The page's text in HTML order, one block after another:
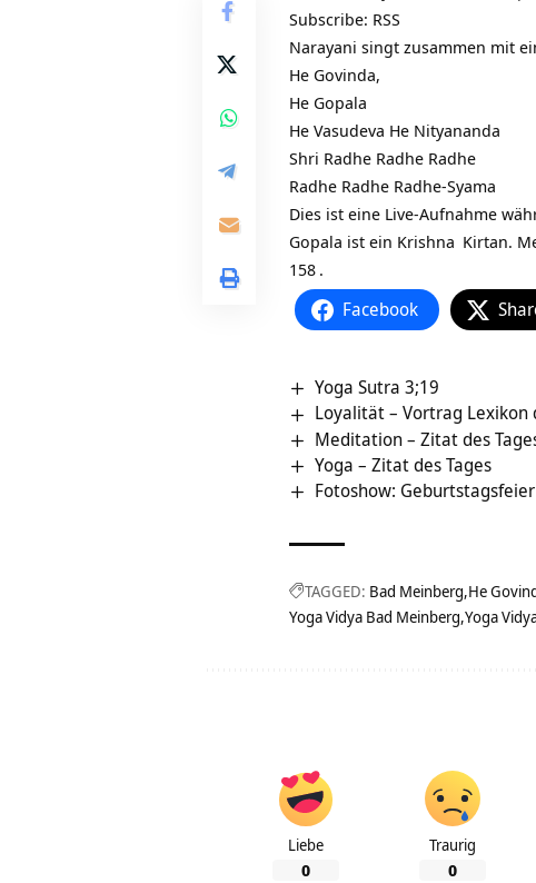
Subscribe: RSS
Narayani singt zusammen mit
He Govinda,
He Gopala
He Vasudeva He Nityananda
Shri Radhe Radhe Radhe
Radhe Radhe Radhe-Syama
Dies ist eine Live-Aufnahme
Gopala ist ein Krishna Kirtan.
158 .
Facebook
Yoga Sutra 3;19
Loyalität – Vortrag Lexikon
Meditation – Zitat des
Yoga – Zitat des Tages
Fotoshow:
TAGGED: Bad Meinberg He
Yoga Vidya Bad Meinberg Yoga
Liebe
0
Traurig
0